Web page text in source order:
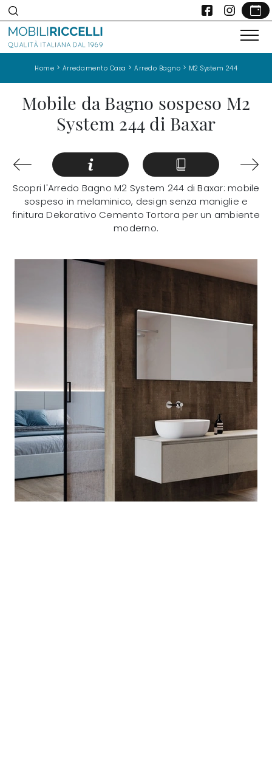
Home > Arredamento Casa > Arredo Bagno > M2 System 244
Mobile da Bagno sospeso M2
System 244 di Baxar
Scopri l'Arredo Bagno M2 System 244 di Baxar: mobile
sospeso in melaminico, design senza maniglie e
finitura Dekorativo Cemento Tortora per un ambiente
moderno.